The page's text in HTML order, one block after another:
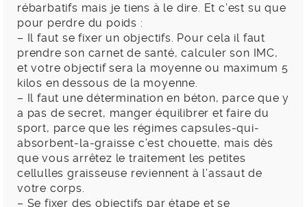
rébarbatifs mais je tiens à le dire. Et c’est su que
pour perdre du poids :
– Il faut se fixer un objectifs. Pour cela il faut
prendre son carnet de santé, calculer son IMC,
et votre objectif sera la moyenne ou maximum 5
kilos en dessous de la moyenne.
– Il faut une détermination en béton, parce que y
a pas de secret, manger équilibrer et faire du
sport, parce que les régimes capsules-qui-
absorbent-la-graisse c’est chouette, mais dès
que vous arrêtez le traitement les petites
cellulles graisseuse reviennent à l’assaut de
votre corps.
– Se fixer des objectifs par étape et se